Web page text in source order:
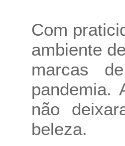
Com
ambiente
marcas
pandemia.
não
beleza.